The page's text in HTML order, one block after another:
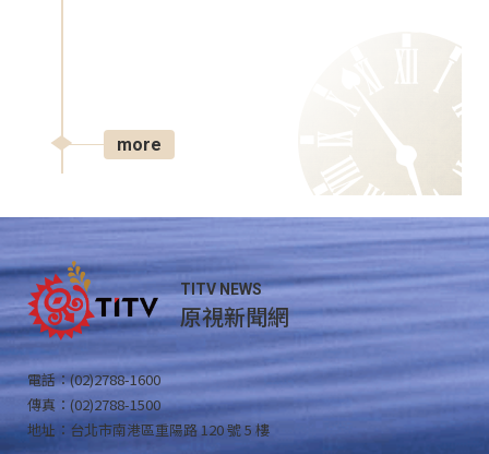
more
TITV NEWS
原視新聞網
電話：(02)2788-1600
傳真：(02)2788-1500
地址：台北市南港區重陽路 120 號 5 樓